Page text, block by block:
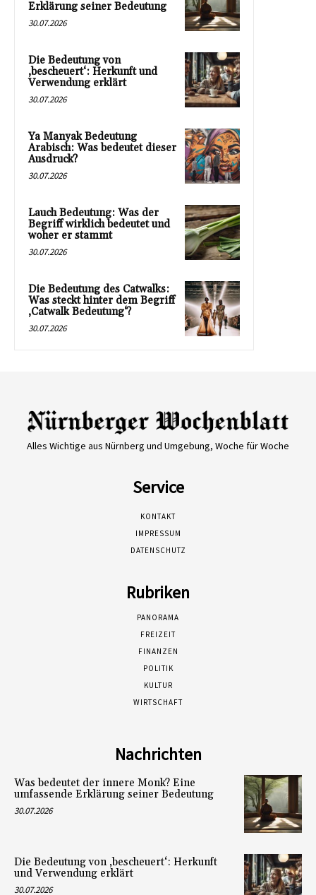
Erklärung seiner Bedeutung
30.07.2026
Die Bedeutung von
‚bescheuert‘: Herkunft und
Verwendung erklärt
30.07.2026
Ya Manyak Bedeutung
Arabisch: Was bedeutet dieser
Ausdruck?
30.07.2026
Lauch Bedeutung: Was der
Begriff wirklich bedeutet und
woher er stammt
30.07.2026
Die Bedeutung des Catwalks:
Was steckt hinter dem Begriff
‚Catwalk Bedeutung‘?
30.07.2026
Alles Wichtige aus Nürnberg und Umgebung, Woche für Woche
Service
KONTAKT
IMPRESSUM
DATENSCHUTZ
Rubriken
PANORAMA
FREIZEIT
FINANZEN
POLITIK
KULTUR
WIRTSCHAFT
Nachrichten
Was bedeutet der innere Monk? Eine
umfassende Erklärung seiner Bedeutung
30.07.2026
Die Bedeutung von ‚bescheuert‘: Herkunft
und Verwendung erklärt
30.07.2026